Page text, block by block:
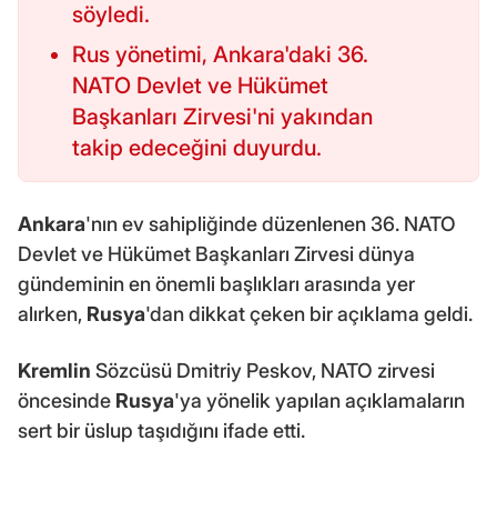
söyledi.
Rus yönetimi, Ankara'daki 36.
NATO Devlet ve Hükümet
Başkanları Zirvesi'ni yakından
takip edeceğini duyurdu.
Ankara'nın ev sahipliğinde düzenlenen 36. NATO
Devlet ve Hükümet Başkanları Zirvesi dünya
gündeminin en önemli başlıkları arasında yer
alırken, Rusya'dan dikkat çeken bir açıklama geldi.
Kremlin Sözcüsü Dmitriy Peskov, NATO zirvesi
öncesinde Rusya'ya yönelik yapılan açıklamaların
sert bir üslup taşıdığını ifade etti.